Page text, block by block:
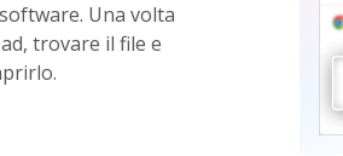
Una volta
trovare il file e